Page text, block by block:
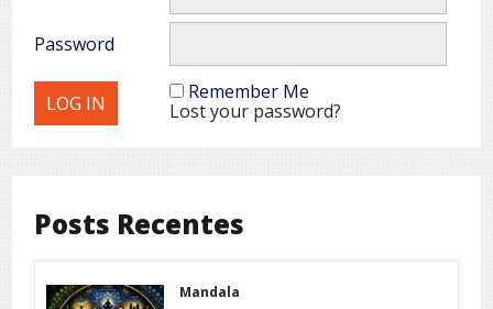
Password
Remember Me
Lost your password?
Posts Recentes
Mandala